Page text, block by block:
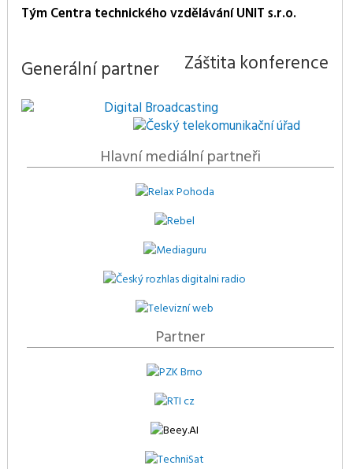
Tým Centra technického vzdělávání UNIT s.r.o.
Záštita konference
Generální partner
Hlavní mediální partneři
Partner